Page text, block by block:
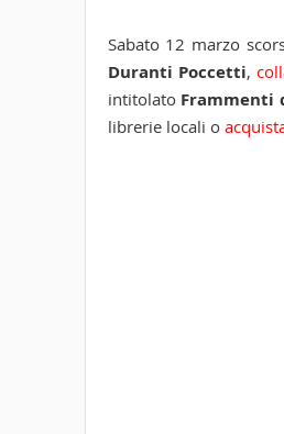
Sabato 12 marzo
Duranti Poccetti,
intitolato Frammenti
librerie locali o